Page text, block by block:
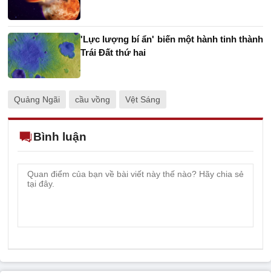
'Lực lượng bí ẩn' biến một hành tinh thành
Trái Đất thứ hai
Quảng Ngãi cầu vồng Vệt Sáng
Bình luận